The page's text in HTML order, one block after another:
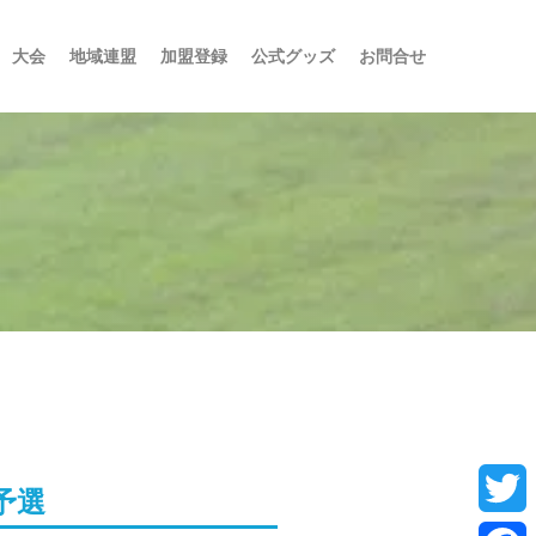
大会 地域連盟 加盟登録 公式グッズ お問合せ
選